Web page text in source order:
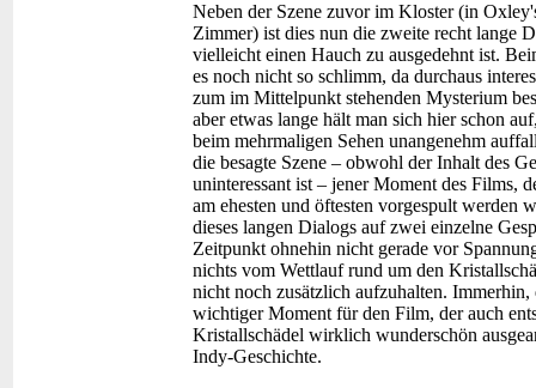
Neben der Szene zuvor im Kloster (in
Zimmer) ist dies nun die zweite recht lange
vielleicht einen Hauch zu ausgedehnt ist.
es noch nicht so schlimm, da durchaus
zum im Mittelpunkt stehenden Mysterium
aber etwas lange hält man sich hier schon
beim mehrmaligen Sehen unangenehm
die besagte Szene – obwohl der Inhalt des
uninteressant ist – jener Moment des Films,
am ehesten und öftesten vorgespult werden
dieses langen Dialogs auf zwei einzelne
Zeitpunkt ohnehin nicht gerade vor
nichts vom Wettlauf rund um den
nicht noch zusätzlich aufzuhalten.
wichtiger Moment für den Film, der auch
Kristallschädel wirklich wunderschön
Indy-Geschichte.